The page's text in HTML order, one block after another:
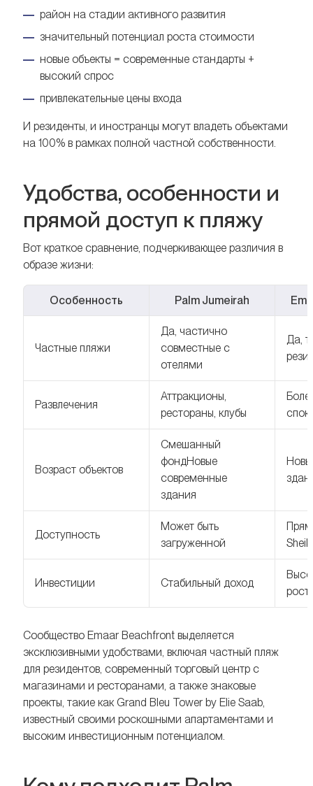
район на стадии активного развития
значительный потенциал роста стоимости
новые объекты = современные стандарты +
высокий спрос
привлекательные цены входа
И резиденты, и иностранцы могут владеть объектами
на 100% в рамках полной частной собственности.
Удобства, особенности и
прямой доступ к пляжу
Вот краткое сравнение, подчеркивающее различия в
образе жизни:
Особенность Palm Jumeirah
Частные пляжи
Да, частично
совместные с
отелями
Да,
Развлечения
Аттракционы,
рестораны, клубы
Возраст объектов
Смешанный
фондНовые
современные
здания
Доступность
Может быть
загруженной
Инвестиции Стабильный доход
Сообщество Emaar Beachfront выделяется
эксклюзивными удобствами, включая частный пляж
для резидентов, современный торговый центр с
магазинами и ресторанами, а также знаковые
проекты, такие как Grand Bleu Tower by Elie Saab,
известный своими роскошными апартаментами и
высоким инвестиционным потенциалом.